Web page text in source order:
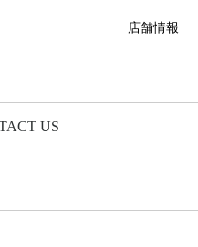
店舗情報
US